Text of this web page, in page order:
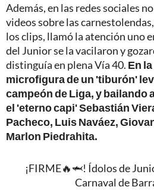
Además, en las redes sociales
videos sobre las
los clips, llamó la atención uno
del Junior se la vacilaron y
distinguía en plena Vía 40. En
microfigura de un 'tiburón'
campeón de Liga, y bailando
el 'eterno capi' Sebastián
Pacheco, Luis Naváez,
Marlon Piedrahita.
¡FIRME🔥🦈! Ídolos de
Carnaval de